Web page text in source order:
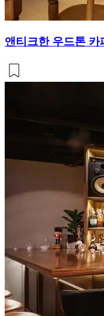
앤티크한 우드톤 카